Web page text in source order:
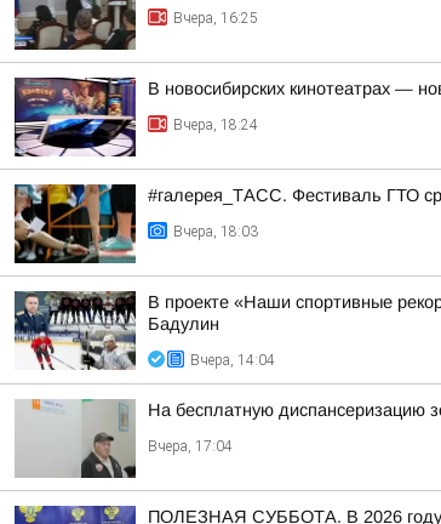
Вчера, 16:25
В новосибирских кинотеатрах —
Вчера, 18:24
#галерея_ТАСС. Фестиваль ГТО
Вчера, 18:03
В проекте «Наши спортивные
Бадулин
Вчера, 14:04
На бесплатную диспансеризацию
Вчера, 17:04
ПОЛЕЗНАЯ СУББОТА. В 2026 году